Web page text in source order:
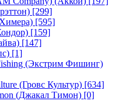
[299]
[595]
[159]
[147]
[1]
(Экстрим Фишинг)
(Гровс Культур) [634]
(Джакал Тимон) [0]